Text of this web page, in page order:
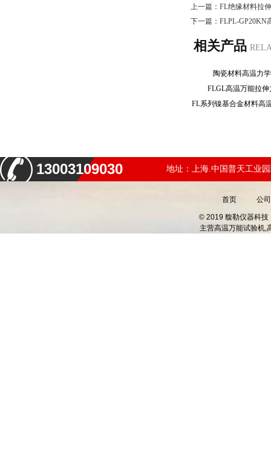
上一篇： FL绝缘材料拉
下一篇： FLPL-GP20KN
相关产品
陶瓷材料高温力
FLGL高温万能拉
13003109030 地址：上海.中国普天工业
首页 公
© 2019 馥勒仪器科技
主营高温万能试验机,